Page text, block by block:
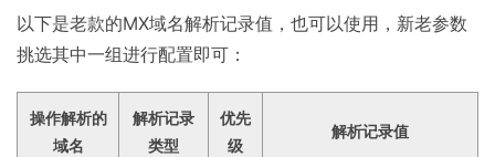
以下是老款的MX域名解析记录值，也可以使用，新老参数
挑选其中一组进行配置即可：
操作解析的
域名
解析记录
类型
优先
级
解析记录值